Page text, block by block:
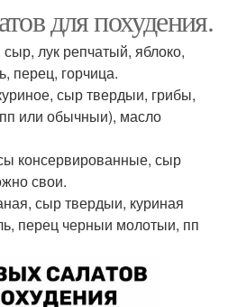
для похудения.
лук репчатый, яблоко,
перец, горчица.
сыр твердыи, грибы,
или обычныи), масло
консервированные, сыр
свои.
сыр твердыи, куриная
перец черныи молотыи, пп